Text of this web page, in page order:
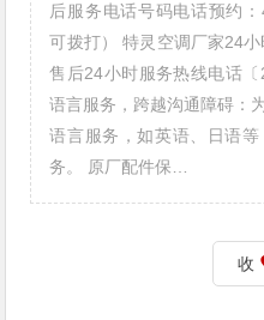
后服务电话号码电话预约
可拨打） 特灵空调厂家24
售后24小时服务热线电话
语言服务，跨越沟通障碍：
语言服务，如英语、日语
务。 原厂配件保…
收